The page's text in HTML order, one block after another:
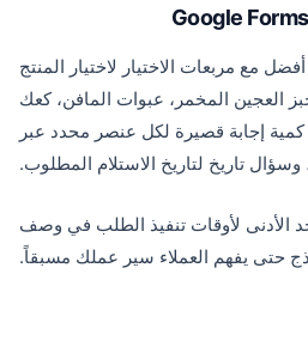
مع مربعات الاختيار لاختيار المنتج
العجين المخمر، عبوات المافن، كعك
إجابة قصيرة لكل عنصر محدد عبر
تاريخ لتاريخ الاستلام المطلوب.
الأدنى لأوقات تنفيذ الطلب في وصف
حتى يفهم العملاء سير عملك مسبقاً.